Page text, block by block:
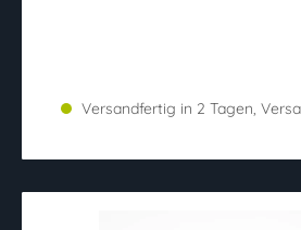
Versandfertig in 2 Tagen,